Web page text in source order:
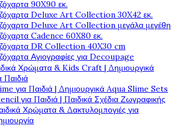
90X90 εκ.
Deluxe Art Collection 30X42 εκ.
Deluxe Art Collection μεγάλα μεγέθη
Cadence 60X80 εκ.
DR Collection 40X30 cm
Αγιογραφίες για Decoupage
Χρώματα & Kids Craft | Δημιουργικά
Παιδιά
για Παιδιά | Δημιουργικά Aqua Slime Sets
για Παιδιά | Παιδικά Σχέδια Ζωγραφικής
Χρώματα & Δακτυλομπογιές για